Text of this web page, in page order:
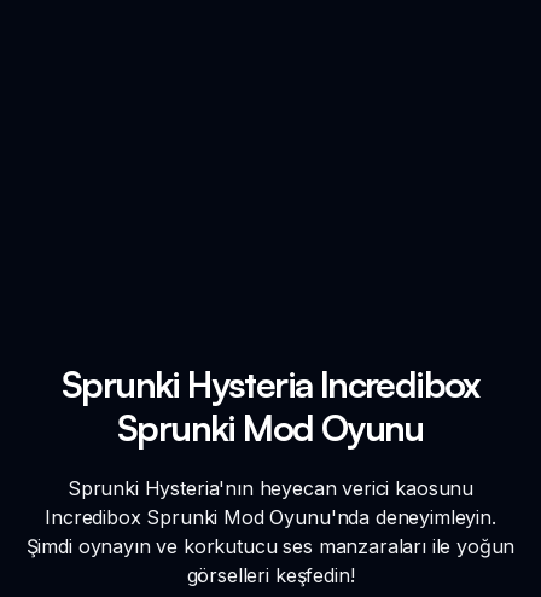
Sprunki Hysteria Incredibox
Sprunki Mod Oyunu
Sprunki Hysteria'nın heyecan verici kaosunu
Incredibox Sprunki Mod Oyunu'nda deneyimleyin.
Şimdi oynayın ve korkutucu ses manzaraları ile yoğun
görselleri keşfedin!